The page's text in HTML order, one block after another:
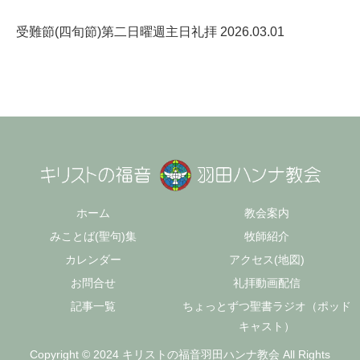
受難節(四旬節)第二日曜週主日礼拝 2026.03.01
ホーム
教会案内
みことば(聖句)集
牧師紹介
カレンダー
アクセス(地図)
お問合せ
礼拝動画配信
記事一覧
ちょっとずつ聖書ラジオ（ポッド
キャスト）
Copyright © 2024 キリストの福音羽田ハンナ教会 All Rights